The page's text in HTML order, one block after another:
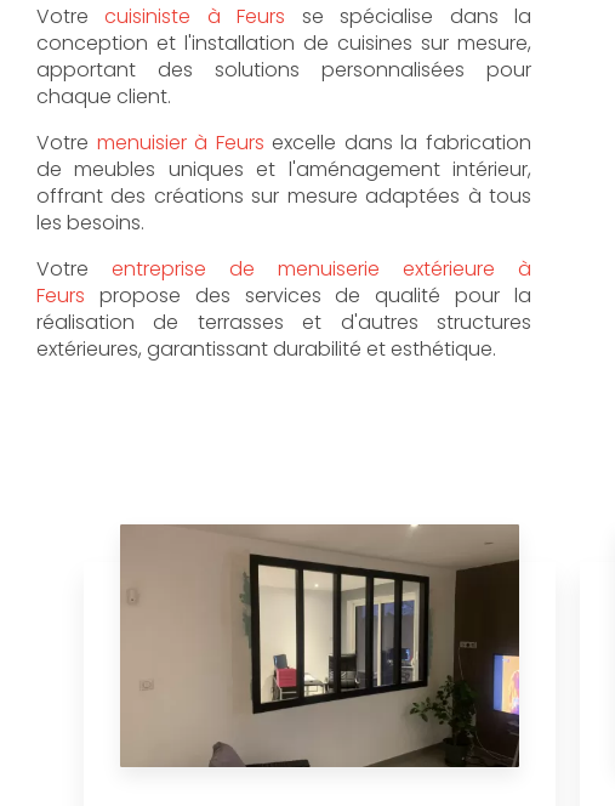
Votrecuisiniste à Feurs se spécialise dans la
conception et l'installation de cuisines sur mesure,
apportant des solutions personnalisées pour
chaque client.
Votre menuisier à Feurs excelle dans la fabrication
de meubles uniques et l'aménagement intérieur,
offrant des créations sur mesure adaptées à tous
les besoins.
Votre entreprise de menuiserie extérieure à
Feurs propose des services de qualité pour la
réalisation de terrasses et d'autres structures
extérieures, garantissant durabilité et esthétique.